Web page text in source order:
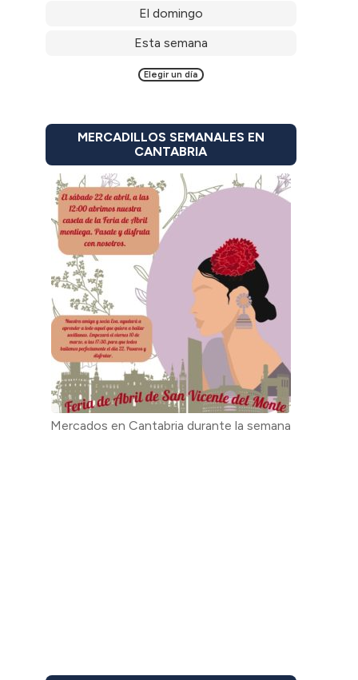
El domingo
Esta semana
Elegir un día
MERCADILLOS SEMANALES EN
CANTABRIA
Mercados en Cantabria durante la semana